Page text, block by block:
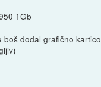
1Gb
boš dodal grafično